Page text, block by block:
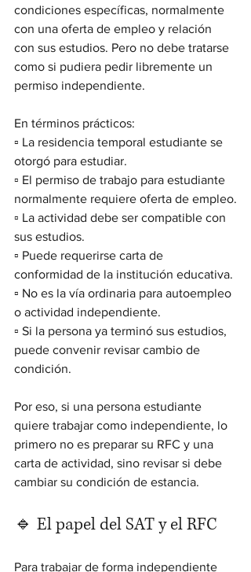
condiciones específicas, normalmente
con una oferta de empleo y relación
con sus estudios. Pero no debe tratarse
como si pudiera pedir libremente un
permiso independiente.
En términos prácticos:
▫️ La residencia temporal estudiante se
otorgó para estudiar.
▫️ El permiso de trabajo para estudiante
normalmente requiere oferta de empleo.
▫️ La actividad debe ser compatible con
sus estudios.
▫️ Puede requerirse carta de
conformidad de la institución educativa.
▫️ No es la vía ordinaria para autoempleo
o actividad independiente.
▫️ Si la persona ya terminó sus estudios,
puede convenir revisar cambio de
condición.
Por eso, si una persona estudiante
quiere trabajar como independiente, lo
primero no es preparar su RFC y una
carta de actividad, sino revisar si debe
cambiar su condición de estancia.
🔹 El papel del SAT y el RFC
Para trabajar de forma independiente